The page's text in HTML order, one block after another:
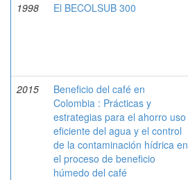
1998
El BECOLSUB 300
2015
Beneficio del café en
Colombia : Prácticas y
estrategias para el ahorro uso
eficiente del agua y el control
de la contaminación hídrica en
el proceso de beneficio
húmedo del café